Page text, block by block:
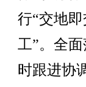
行“交地
工”。全
时跟进协